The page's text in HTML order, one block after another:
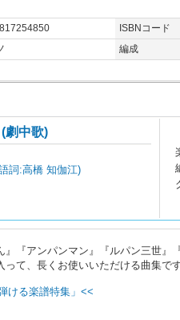
ISBNコード
編成
劇中歌)
詞:高橋 知伽江)
『アンパンマン』『ルパン三世』
て、長くお使いいただける曲集です
ける楽譜特集」<<